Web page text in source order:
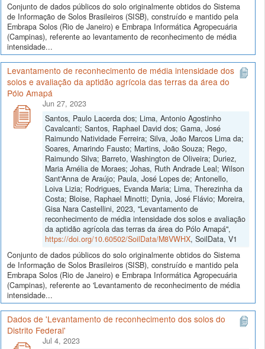
Conjunto de dados públicos do solo originalmente obtidos do Sistema
de Informação de Solos Brasileiros (SISB), construído e mantido pela
Embrapa Solos (Rio de Janeiro) e Embrapa Informática Agropecuária
(Campinas), referente ao levantamento de reconhecimento de média
intensidade...
Levantamento de reconhecimento de média intensidade dos
solos e avaliação da aptidão agrícola das terras da área do
Pólo Amapá
Jun 27, 2023
Santos, Paulo Lacerda dos; Lima, Antonio Agostinho
Cavalcanti; Santos, Raphael David dos; Gama, José
Raimundo Natividade Ferreira; Silva, João Marcos Lima da;
Soares, Amarindo Fausto; Martins, João Souza; Rego,
Raimundo Silva; Barreto, Washington de Oliveira; Duriez,
Maria Amélia de Moraes; Johas, Ruth Andrade Leal; Wilson
Sant'Anna de Araújo; Paula, José Lopes de; Antonello,
Loiva Lizia; Rodrigues, Evanda Maria; Lima, Therezinha da
Costa; Bloise, Raphael Minotti; Dynia, José Flávio; Moreira,
Gisa Nara Castellini, 2023, "Levantamento de
reconhecimento de média intensidade dos solos e avaliação
da aptidão agrícola das terras da área do Pólo Amapá",
https://doi.org/10.60502/SoilData/M8VWHX, SoilData, V1
Conjunto de dados públicos do solo originalmente obtidos do Sistema
de Informação de Solos Brasileiros (SISB), construído e mantido pela
Embrapa Solos (Rio de Janeiro) e Embrapa Informática Agropecuária
(Campinas), referente ao 'Levantamento de reconhecimento de média
intensidade...
Dados de 'Levantamento de reconhecimento dos solos do
Distrito Federal'
Jul 4, 2023